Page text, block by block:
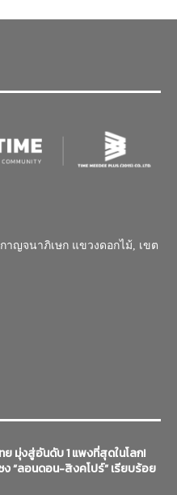
าญจนาภิเษก แขวงดอกไม้, เขต
ย มุ่งสู่อันดับ 1 แพงที่สุดในโลก!
ง “ลอนดอน-สิงคโปร์” เรียบร้อย